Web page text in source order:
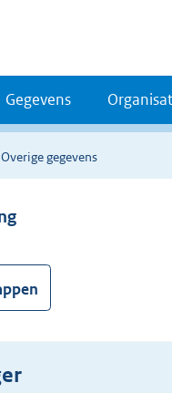
Gegevens
Overige gegevens